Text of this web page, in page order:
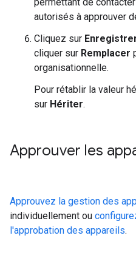
autorisés à approuver
Cliquez sur
cliquer sur Remplacer
organisationnelle.
Pour rétablir la valeur
sur Hériter.
Approuver les
Approuvez la gestion des
individuellement ou
l'approbation des appareils.